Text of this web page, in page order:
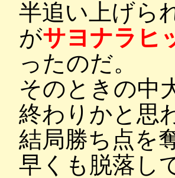
半追い上げら
がサヨナラヒ
ったのだ。
そのときの中
終わりかと思
結局勝ち点を
早くも脱落し